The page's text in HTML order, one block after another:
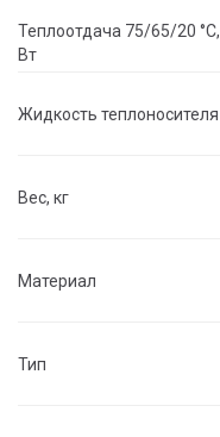
Теплоотдача 75/65/20 °C,
Вт
Жидкость теплоносителя
Вес, кг
Материал
Тип